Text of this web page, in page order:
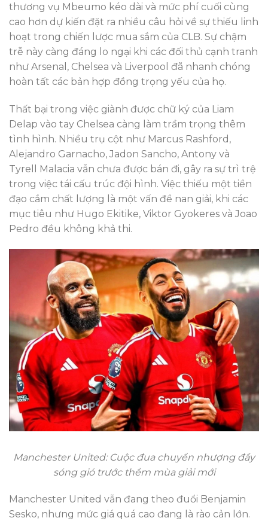
thương vụ Mbeumo kéo dài và mức phí cuối cùng
cao hơn dự kiến đặt ra nhiều câu hỏi về sự thiếu linh
hoạt trong chiến lược mua sắm của CLB. Sự chậm
trễ này càng đáng lo ngại khi các đối thủ cạnh tranh
như Arsenal, Chelsea và Liverpool đã nhanh chóng
hoàn tất các bản hợp đồng trọng yếu của họ.
Thất bại trong việc giành được chữ ký của Liam
Delap vào tay Chelsea càng làm trầm trọng thêm
tình hình. Nhiều trụ cột như Marcus Rashford,
Alejandro Garnacho, Jadon Sancho, Antony và
Tyrell Malacia vẫn chưa được bán đi, gây ra sự trì trệ
trong việc tái cấu trúc đội hình. Việc thiếu một tiền
đạo cắm chất lượng là một vấn đề nan giải, khi các
mục tiêu như Hugo Ekitike, Viktor Gyokeres và Joao
Pedro đều không khả thi.
Manchester United: Cuộc đua chuyển nhượng đầy
sóng gió trước thềm mùa giải mới
Manchester United vẫn đang theo đuổi Benjamin
Sesko, nhưng mức giá quá cao đang là rào cản lớn.